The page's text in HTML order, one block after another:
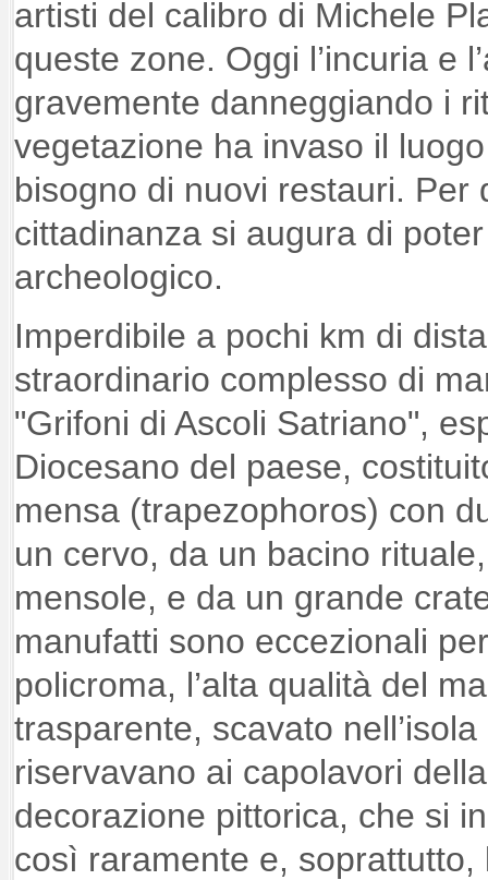
artisti del calibro di Michele
queste zone. Oggi l’incuria e
gravemente danneggiando i
vegetazione ha invaso il
bisogno di nuovi restauri. Per
cittadinanza si augura di
archeologico.
Imperdibile a pochi km di
straordinario complesso di
"Grifoni di Ascoli Satriano",
Diocesano del paese,
mensa (trapezophoros) con
un cervo, da un bacino
mensole, e da un grande
manufatti sono eccezionali
policroma, l’alta qualità del
trasparente, scavato
riservavano ai capolavori
decorazione pittorica, che si
così raramente e, soprattutto,